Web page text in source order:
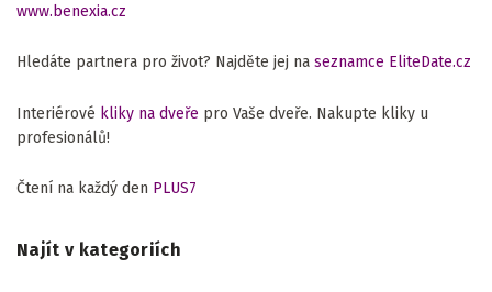
www.benexia.cz
Hledáte partnera pro život? Najděte jej na seznamce EliteDate.cz
Interiérové kliky na dveře pro Vaše dveře. Nakupte kliky u
profesionálů!
Čtení na každý den PLUS7
Najít v kategoriích